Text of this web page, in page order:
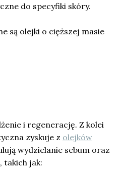
do specyfiki skóry.
są olejki o cięższej masie
i regenerację. Z kolei
zyskuje z olejków
wydzielanie sebum oraz
takich jak: